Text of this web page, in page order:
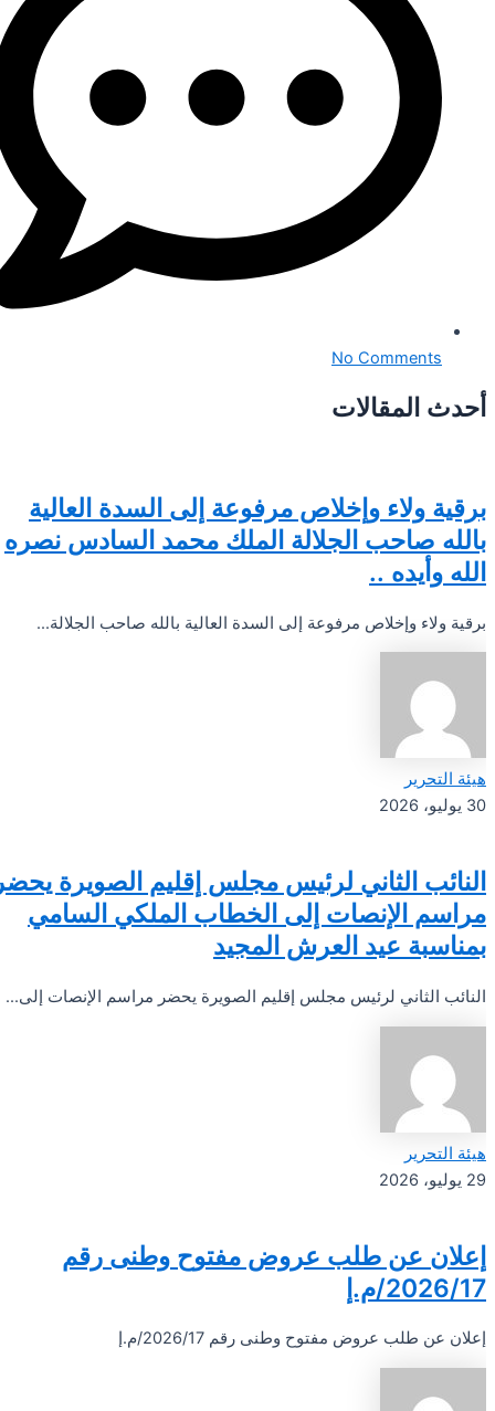
No Comments
أحدث المقالات
برقية ولاء وإخلاص مرفوعة إلى السدة العالية
بالله صاحب الجلالة الملك محمد السادس نصره
الله وأيده ..
برقية ولاء وإخلاص مرفوعة إلى السدة العالية بالله صاحب الجلالة...
هيئة التحرير
30 يوليو، 2026
النائب الثاني لرئيس مجلس إقليم الصويرة يحضر
مراسم الإنصات إلى الخطاب الملكي السامي
بمناسبة عيد العرش المجيد
النائب الثاني لرئيس مجلس إقليم الصويرة يحضر مراسم الإنصات إلى...
هيئة التحرير
29 يوليو، 2026
إعلان عن طلب عروض مفتوح وطنى رقم
2026/17/م.إ
إعلان عن طلب عروض مفتوح وطنى رقم 2026/17/م.إ